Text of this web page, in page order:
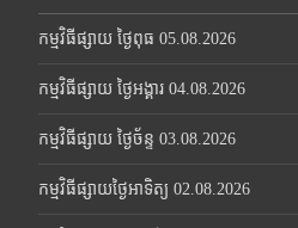
កម្មវិធីផ្សាយ ថ្ងៃពុធ 05.08.2026
កម្មវិធីផ្សាយ ថ្ងៃអង្គារ 04.08.2026
កម្មវិធីផ្សាយ ថ្ងៃច័ន្ទ 03.08.2026
កម្មវិធីផ្សាយថ្ងៃអាទិត្យ 02.08.2026